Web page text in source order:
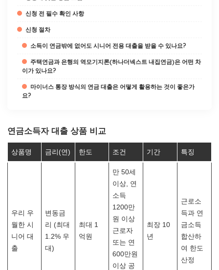
신청 전 필수 확인 사항
신청 절차
소득이 연금밖에 없어도 시니어 전용 대출을 받을 수 있나요?
주택연금과 은행의 역모기지론(하나더넥스트 내집연금)은 어떤 차
이가 있나요?
마이너스 통장 방식의 연금 대출은 어떻게 활용하는 것이 좋은가
요?
연금소득자 대출 상품 비교
상품명 금리(연) 한도 조건 기간 특징
우리 우
월한 시
니어 대
출
변동금
리 (최대
1.2% 우
대)
최대 1
억원
만 50세
이상, 연
소득
1200만
원 이상
근로자
또는 연
600만원
이상 공
최장 10
년
근로소
득과 연
금소득
합산하
여 한도
산정